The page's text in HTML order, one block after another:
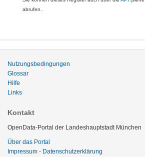
abrufen.
Nutzungsbedingungen
Glossar
Hilfe
Links
Kontakt
OpenData-Portal der Landeshauptstadt München
Über das Portal
Impressum - Datenschutzerklärung